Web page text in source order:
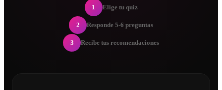
1 Elige tu quiz
2 Responde 5-6 preguntas
3 Recibe tus recomendaciones